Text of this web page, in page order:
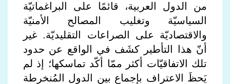
من الدول العربية، قائمًا على البراغماتيّة
السياسيّة وتغليب المصالح الأمنيّة
والاقتصاديّة على الصراعات التقليديّة. غير
أنّ هذا التأطير كشَف في الواقع عن حدود
تلك الاتفاقيّات أكثر ممّا أكّد تماسكها؛ إذ لم
يَحظَ الاعتراف بإجماع بين الدول المُنخرطة